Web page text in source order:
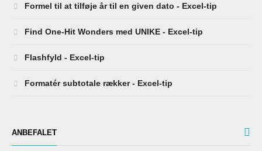
Formel til at tilføje år til en given dato - Excel-tip
Find One-Hit Wonders med UNIKE - Excel-tip
Flashfyld - Excel-tip
Formatér subtotale rækker - Excel-tip
ANBEFALET